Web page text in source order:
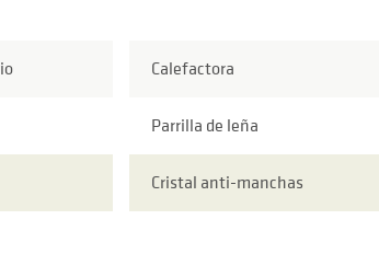
Calefactora
Parrilla de leña
Cristal anti-manchas